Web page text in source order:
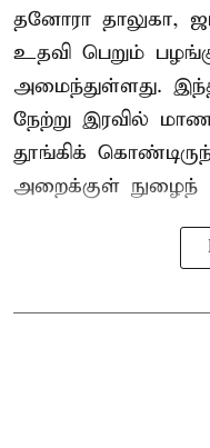
தனோரா தாலுகா,
உதவி பெறும்
அமைந்துள்ளது. இந்த
நேற்று இரவில்
தூங்கிக்
அறைக்குள் நுழைந்